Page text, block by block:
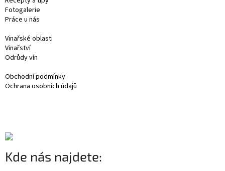
Fotogalerie
Práce u nás
Vinařské oblasti
Vinařství
Odrůdy vín
Obchodní podmínky
Ochrana osobních údajů
Kde nás najdete: